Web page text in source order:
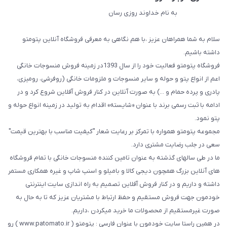
به نام خداوند روزی رسان
سلام به شما همراهان عزیز ،با هم نگاهی به معرفی فروشگاه آنلاین پتومتو
داشته باشیم.
فروشگاه پتومتو فعالیت خود را از سال 1393در زمینه فروش منسوجات خانگی
اعم از انواع پتو و حوله و سایر منسوجات و ملزومات خانگی (روفرشی، رومیزی،
پادری و پرده حمام و ...) به صورت آنلاین در کنار فروش آفلاین شروع کرد و در
ادامه با ثبت رسمی برند با عنوان «شایسته» اقدام به تولید در زمینه انواع حوله و
پتو نمود.
مجموعه پتومتو همواره با تمرکز بر رعایت شعار "کیفیت مناسب با بهترین قیمت"
سعی در جلب رضایت مشتری دارد.
ما در طی سالهای گذشته به عنوان تامین کننده منسوجات خانگی با تمام فروشگاه
های آنلاین بزرگ همچون دیجی کالا و بامیلو و اسنپ شاپ و غیره همکاری مستمر
داشته و داریم و در کنار فروش آفلاین تصمیم به راه اندازی سایت اینترنتی
خودمون جهت فروش مستقیم و حفظ ارتباط با مشتریان عزیز که تا به حال به
صورت غیرمستقیم از محصولات ما خرید میکردن ،داریم.
در همین راستا سایت خودمون با عنوان فارسی : پتومتو ( www.patomato.ir ) رو